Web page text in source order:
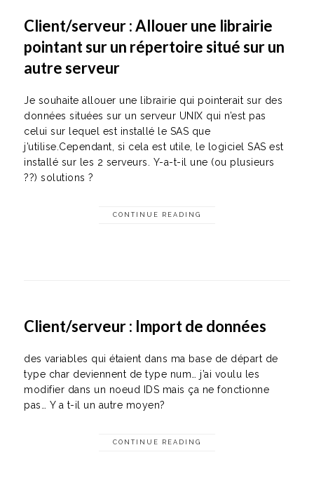
Client/serveur : Allouer une librairie
pointant sur un répertoire situé sur un
autre serveur
Je souhaite allouer une librairie qui pointerait sur des
données situées sur un serveur UNIX qui n’est pas
celui sur lequel est installé le SAS que
j’utilise.Cependant, si cela est utile, le logiciel SAS est
installé sur les 2 serveurs. Y-a-t-il une (ou plusieurs
??) solutions ?
CONTINUE READING
Client/serveur : Import de données
des variables qui étaient dans ma base de départ de
type char deviennent de type num… j’ai voulu les
modifier dans un noeud IDS mais ça ne fonctionne
pas… Y a t-il un autre moyen?
CONTINUE READING